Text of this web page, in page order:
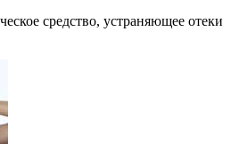
средство, устраняющее отеки